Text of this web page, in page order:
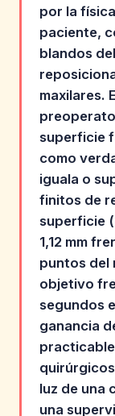
por la
paciente,
blandos
maxilares.
superficie
como
iguala o
finitos de
superficie
1,12 mm
puntos del
objetivo
segundos
ganancia
luz de una
una